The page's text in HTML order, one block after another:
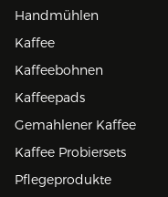
Handmühlen
Kaffee
Kaffeebohnen
Kaffeepads
Gemahlener Kaffee
Kaffee Probiersets
Pflegeprodukte